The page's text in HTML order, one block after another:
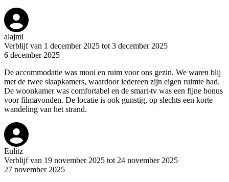
alajmi
Verblijf van 1 december 2025 tot 3 december 2025
6 december 2025
De accommodatie was mooi en ruim voor ons gezin. We waren blij
met de twee slaapkamers, waardoor iedereen zijn eigen ruimte had.
De woonkamer was comfortabel en de smart-tv was een fijne bonus
voor filmavonden. De locatie is ook gunstig, op slechts een korte
wandeling van het strand.
Eulitz
Verblijf van 19 november 2025 tot 24 november 2025
27 november 2025